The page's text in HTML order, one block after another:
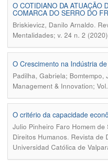
O COTIDIANO DA ATUAÇÃO
COMARCA DO SERRO DO
Briskievicz, Danilo Arnaldo.
Mentalidades; v. 24 n. 2
O Crescimento na Indústria
Padilha, Gabriela; Bomtempo,
Management & Innovation;
O critério da capacidade
Julio Pinheiro Faro Homem
Direitos Humanos. Revista de
Universidad Católica de